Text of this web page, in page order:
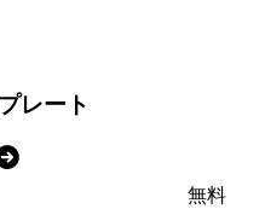
レート
無料